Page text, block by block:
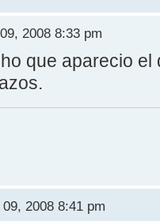
2008 8:33 pm
que aparecio
2008 8:41 pm